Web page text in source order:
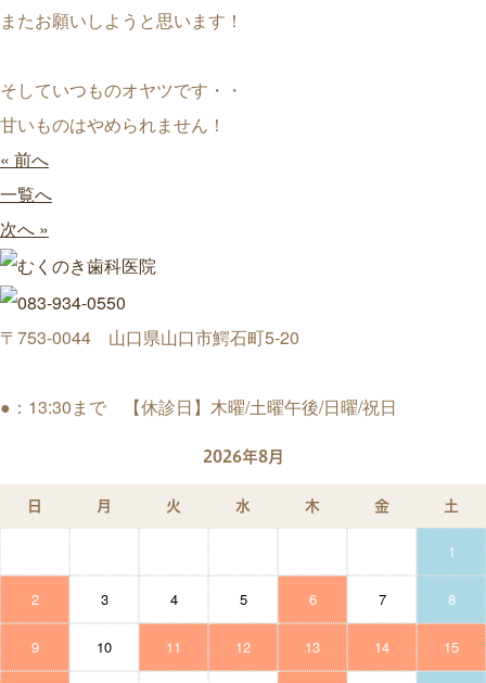
またお願いしようと思います！
そしていつものオヤツです・・
甘いものはやめられません！
« 前へ
一覧へ
次へ »
〒753-0044 山口県山口市鰐石町5-20
●：13:30まで 【休診日】木曜/土曜午後/日曜/祝日
2026年8月
日 月 火 水 木 金 土
1
2 3 4 5 6 7 8
9 10 11 12 13 14 15